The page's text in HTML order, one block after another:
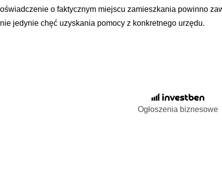
oświadczenie o faktycznym miejscu zamieszkania powinno
nie jedynie chęć uzyskania pomocy z konkretnego urzędu.
Ogłoszenia biznesowe